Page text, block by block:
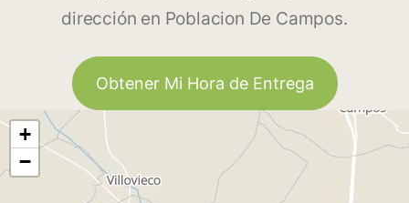
dirección en Poblacion De Campos.
Obtener Mi Hora de Entrega
+
−